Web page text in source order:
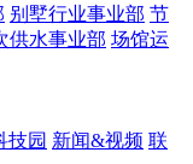
别墅行业事业部 节
供水事业部 场馆运
技园 新闻&视频 联